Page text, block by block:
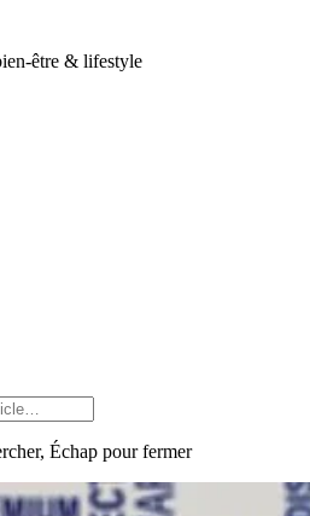
être & lifestyle
Échap pour fermer